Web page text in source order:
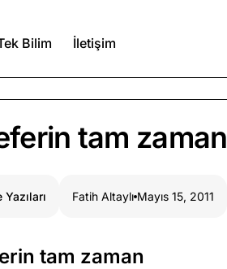
Bilim İletişim
tam zaman
Yazıları Fatih Altaylı Mayıs 15, 2011
tam zaman